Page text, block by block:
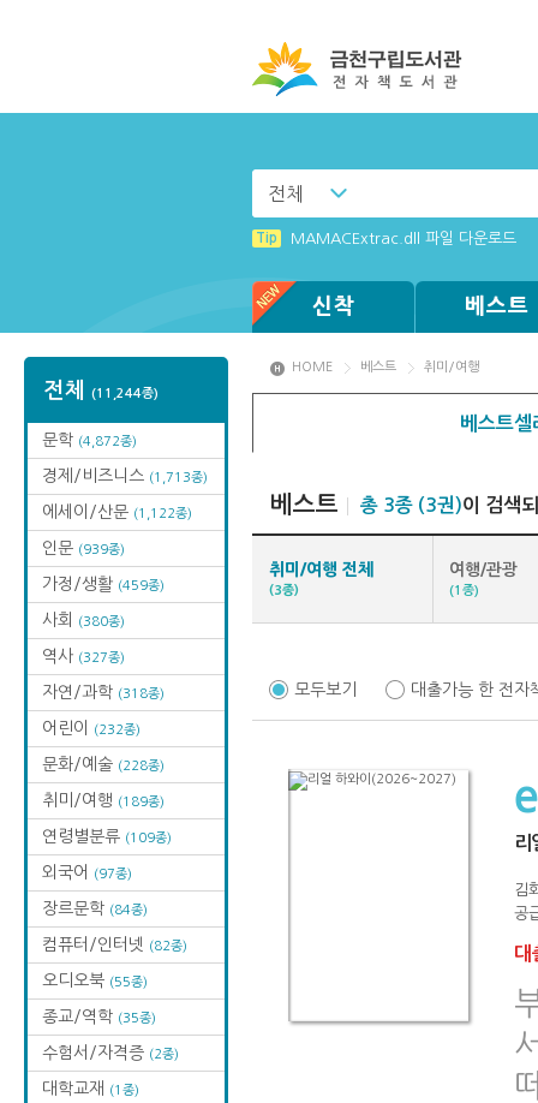
전체
Tip MAMACExtrac.dll 파일 다운로드
신착 베스트
전체 (11,244종)
문학 (4,872종)
경제/비즈니스 (1,713종)
에세이/산문 (1,122종)
인문 (939종)
가정/생활 (459종)
사회 (380종)
역사 (327종)
자연/과학 (318종)
어린이 (232종)
문화/예술 (228종)
취미/여행 (189종)
연령별분류 (109종)
외국어 (97종)
장르문학 (84종)
컴퓨터/인터넷 (82종)
오디오북 (55종)
종교/역학 (35종)
수험서/자격증 (2종)
대학교재 (1종)
HOME 베스트 취미/여행
베스트
베스트 총 3종 (3권)이 검색
취미/여행 전체
(3종)
여행/관광
(1종)
모두보기 대출가능 한 전자
리
김
공
대